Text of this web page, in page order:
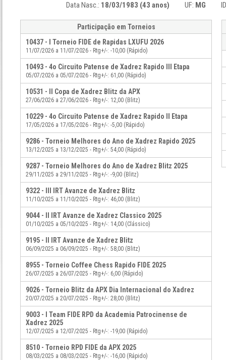
Data Nasc.: 18/03/1983 (43 anos) UF: MG
Participação em Torneios
10437 - I Torneio FIDE de Rapidas LXUFU 2026
11/07/2026 a 11/07/2026 - Rtg+/-: -10,00 (Rápido)
10493 - 4o Circuito Patense de Xadrez Rapido III Etapa
05/07/2026 a 05/07/2026 - Rtg+/-: 61,00 (Rápido)
10531 - II Copa de Xadrez Blitz da APX
27/06/2026 a 27/06/2026 - Rtg+/-: 12,00 (Blitz)
10229 - 4o Circuito Patense de Xadrez Rapido II Etapa
17/05/2026 a 17/05/2026 - Rtg+/-: -5,00 (Rápido)
9286 - Torneio Melhores do Ano de Xadrez Rapido 2025
13/12/2025 a 13/12/2025 - Rtg+/-: 54,00 (Rápido)
9287 - Torneio Melhores do Ano de Xadrez Blitz 2025
29/11/2025 a 29/11/2025 - Rtg+/-: -9,00 (Blitz)
9322 - III IRT Avanze de Xadrez Blitz
11/10/2025 a 11/10/2025 - Rtg+/-: 46,00 (Blitz)
9044 - II IRT Avanze de Xadrez Classico 2025
01/10/2025 a 05/10/2025 - Rtg+/-: 14,00 (Clássico)
9195 - II IRT Avanze de Xadrez Blitz
06/09/2025 a 06/09/2025 - Rtg+/-: 58,00 (Blitz)
8955 - Torneio Coffee Chess Rapido FIDE 2025
26/07/2025 a 26/07/2025 - Rtg+/-: 6,00 (Rápido)
9026 - Torneio Blitz da APX Dia Internacional do Xadrez
20/07/2025 a 20/07/2025 - Rtg+/-: 28,00 (Blitz)
9003 - I Team FIDE RPD da Academia Patrocinense de
Xadrez 2025
12/07/2025 a 12/07/2025 - Rtg+/-: -19,00 (Rápido)
8510 - Torneio RPD FIDE da APX 2025
08/03/2025 a 08/03/2025 - Rtg+/-: -16,00 (Rápido)